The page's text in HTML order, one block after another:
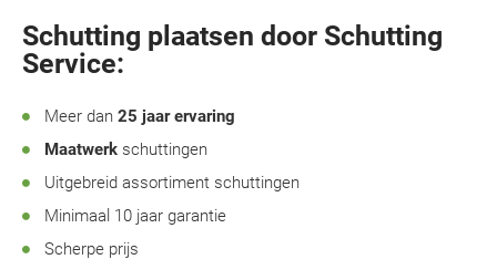
Schutting plaatsen door Schutting
Service:
Meer dan 25 jaar ervaring
Maatwerk schuttingen
Uitgebreid assortiment schuttingen
Minimaal 10 jaar garantie
Scherpe prijs